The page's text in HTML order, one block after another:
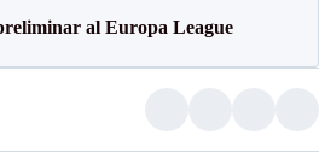
al Europa League